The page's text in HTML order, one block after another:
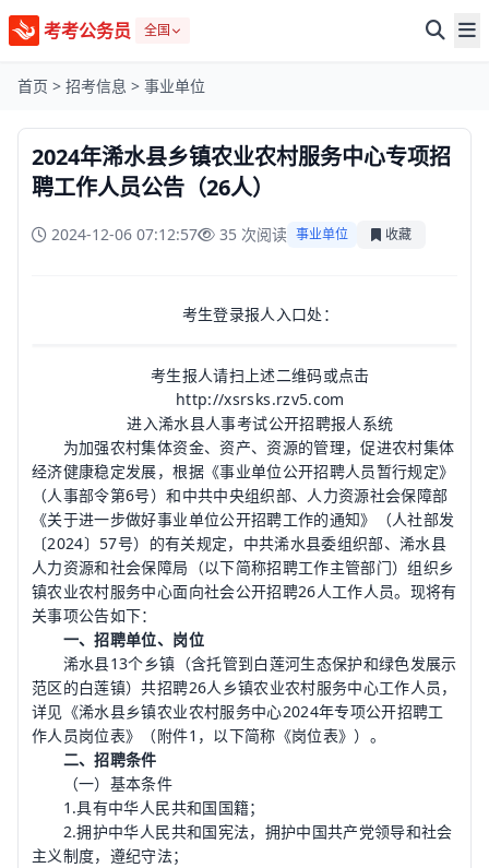
考考公务员 全国
首页 > 招考信息 > 事业单位
2024年浠水县乡镇农业农村服务中心专项招
聘工作人员公告（26人）
2024-12-06 07:12:57 35 次阅读 事业单位 收藏
考生登录报人入口处：
考生报人请扫上述二维码或点击
http://xsrsks.rzv5.com
进入浠水县人事考试公开招聘报人系统
为加强农村集体资金、资产、资源的管理，促进农村集体
经济健康稳定发展，根据《事业单位公开招聘人员暂行规定》
（人事部令第6号）和中共中央组织部、人力资源社会保障部
《关于进一步做好事业单位公开招聘工作的通知》（人社部发
〔2024〕57号）的有关规定，中共浠水县委组织部、浠水县
人力资源和社会保障局（以下简称招聘工作主管部门）组织乡
镇农业农村服务中心面向社会公开招聘26人工作人员。现将有
关事项公告如下：
一、招聘单位、岗位
浠水县13个乡镇（含托管到白莲河生态保护和绿色发展示
范区的白莲镇）共招聘26人乡镇农业农村服务中心工作人员，
详见《浠水县乡镇农业农村服务中心2024年专项公开招聘工
作人员岗位表》（附件1，以下简称《岗位表》）。
二、招聘条件
（一）基本条件
1.具有中华人民共和国国籍；
2.拥护中华人民共和国宪法，拥护中国共产党领导和社会
主义制度，遵纪守法；